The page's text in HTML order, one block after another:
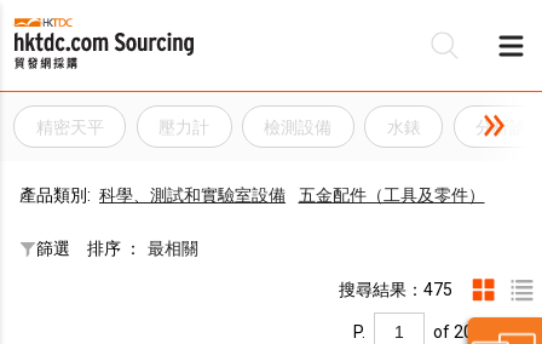
精密天平 壓力計 檢測設備 水錶 分析診
產品類別: 科學、測試和實驗室設備 五金配件（工具及零件）
篩選 排序 ： 最相關
搜尋結果：475
P. of 20